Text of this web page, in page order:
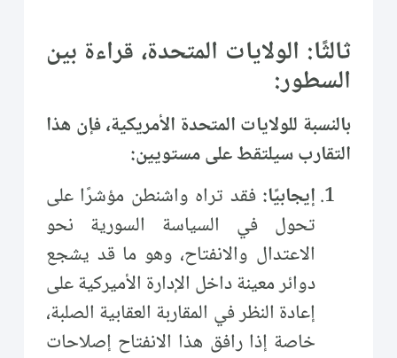
ثالثًا: الولايات المتحدة، قراءة بين
السطور:
بالنسبة للولايات المتحدة الأمريكية، فإن هذا
التقارب سيلتقط على مستويين:
إيجابيًا: فقد تراه واشنطن مؤشرًا على
تحول في السياسة السورية نحو
الاعتدال والانفتاح، وهو ما قد يشجع
دوائر معينة داخل الإدارة الأميركية على
إعادة النظر في المقاربة العقابية الصلبة،
خاصة إذا رافق هذا الانفتاح إصلاحات